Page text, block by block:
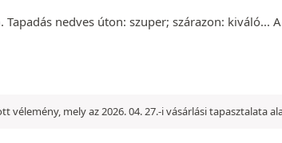
nedves úton: szuper; szárazon:
vélemény, mely az 2026. 04. 27.-i vásárlási tapasztalata